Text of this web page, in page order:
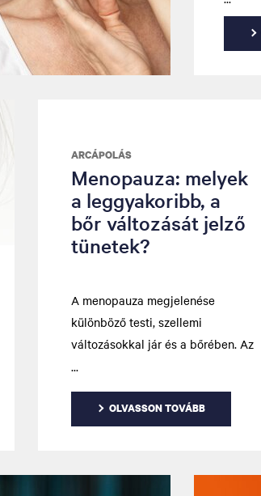
ARCÁPOLÁS
Menopauza: melyek
a leggyakoribb, a
bőr változását jelző
tünetek?
A menopauza megjelenése
különböző testi, szellemi
változásokkal jár és a bőrében. Az
tapasztalható különféle
változásokat, például a
elmagyarázza, hogy ezek a
OLVASSON TOVÁBB